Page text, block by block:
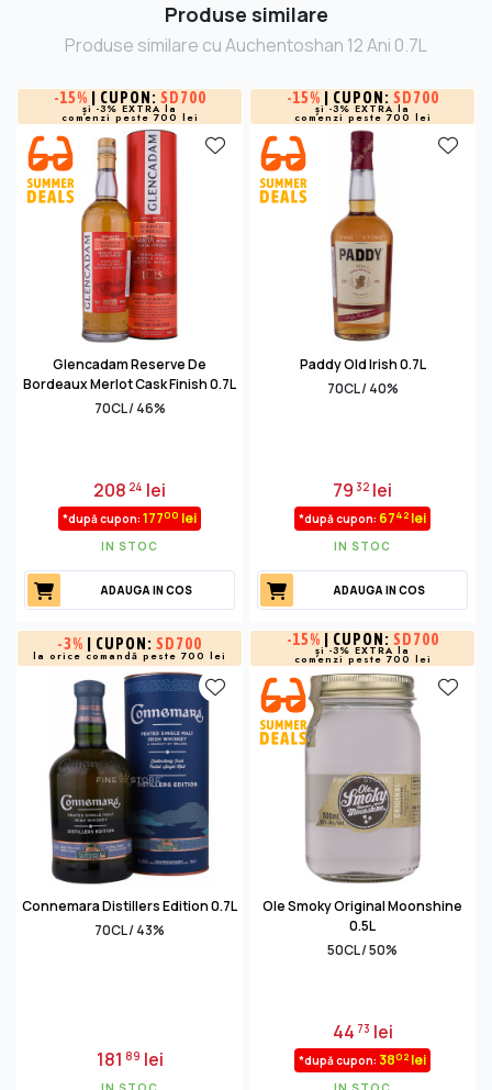
Produse similare
Produse similare cu Auchentoshan 12 Ani 0.7L
-15% | CUPON: SD700
și -3% EXTRA la
comenzi peste 700 lei
Glencadam Reserve De
Bordeaux Merlot Cask Finish 0.7L
70CL / 46%
208 24 lei
*după cupon: 17700 lei
IN STOC
ADAUGA IN COS
-15% | CUPON: SD700
și -3% EXTRA la
comenzi peste 700 lei
Paddy Old Irish 0.7L
70CL / 40%
79 32 lei
*după cupon: 6742 lei
IN STOC
ADAUGA IN COS
-3% | CUPON: SD700
la orice comandă peste 700 lei
Connemara Distillers Edition 0.7L
70CL / 43%
18189 lei
-15% | CUPON: SD700
și -3% EXTRA la
comenzi peste 700 lei
Ole Smoky Original Moonshine
0.5L
50CL / 50%
44 73 lei
*după cupon: 3802 lei